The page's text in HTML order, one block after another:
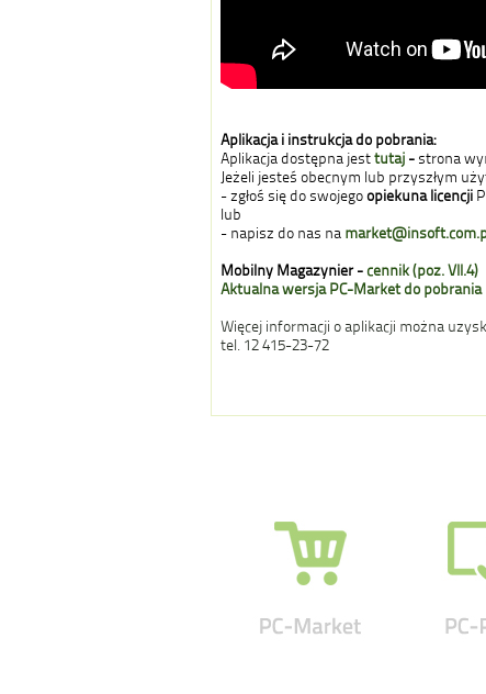
Aplikacja i instrukcja do pobrania:
Aplikacja dostępna jesttutaj - strona
Jeżeli jesteś obecnym lub przyszłym
- zgłoś się do swojegoopiekuna licencji
lub
- napisz do nas na
Mobilny Magazynier -cennik (poz. VII.4)
Aktualna wersja PC-Market do pobrania
Więcej informacji o aplikacji można
tel. 12 415-23-72